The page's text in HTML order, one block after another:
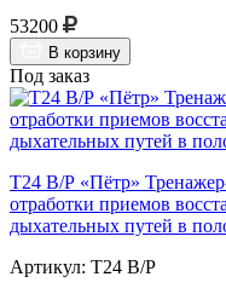
53200
В корзину
Под заказ
Т24 В/Р «Пётр»
отработки приемов
дыхательных путей в
Артикул: Т24 В/Р